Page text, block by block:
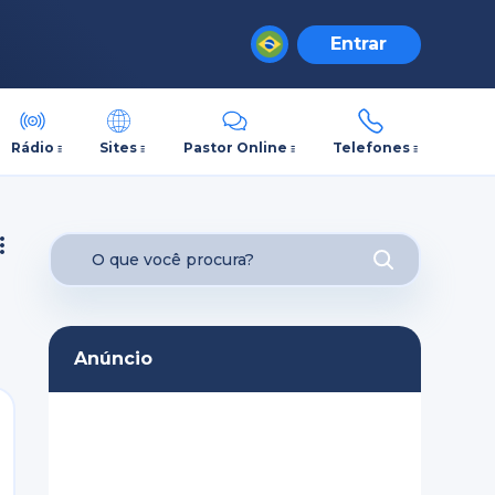
Entrar
Rádio Sites Pastor Online Telefones
Anúncio